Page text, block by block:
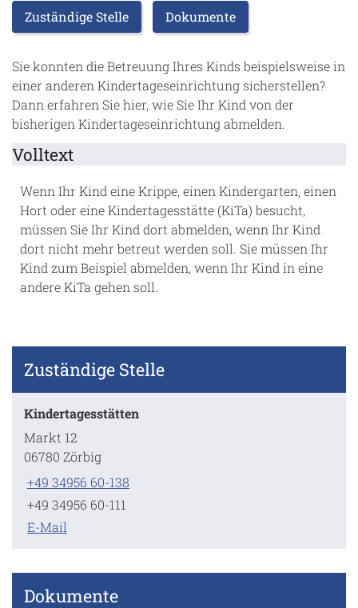
Zuständige Stelle Dokumente
Sie konnten die Betreuung Ihres Kinds beispielsweise in
einer anderen Kindertageseinrichtung sicherstellen?
Dann erfahren Sie hier, wie Sie Ihr Kind von der
bisherigen Kindertageseinrichtung abmelden.
Volltext
Wenn Ihr Kind eine Krippe, einen Kindergarten, einen
Hort oder eine Kindertagesstätte (KiTa) besucht,
müssen Sie Ihr Kind dort abmelden, wenn Ihr Kind
dort nicht mehr betreut werden soll. Sie müssen Ihr
Kind zum Beispiel abmelden, wenn Ihr Kind in eine
andere KiTa gehen soll.
Zuständige Stelle
Kindertagesstätten
Markt 12
06780 Zörbig
+49 34956 60-138
+49 34956 60-111
E-Mail
Dokumente